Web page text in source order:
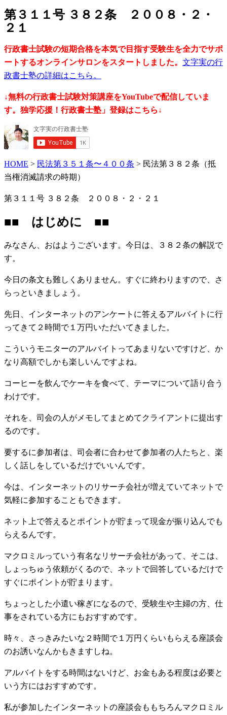
第３１１号 ３８２条 ２００８・２・
２１
行政書士試験の短期合格を本気で目指す受験生を全力でサポ
ートするオンラインサロンをスタートしました。 文字実の行
政書士塾の詳細はこちら。
↓無料の行政書士試験対策講座をYouTubeで配信していま
す。独学応援！行政書士塾」登録はこちら↓
HOME > 民法第３５１条〜４００条 > 民法第３８２条（抵
当権消滅請求の時期）
第３１１号 ３８２条 ２００８・２・２１
■■ はじめに ■■
みなさん、おはようございます。今日は、３８２条の解説で
す。
今日の条文も難しくありません。すぐに終わりますので、さ
らっといきましょう。
先日、インターネットのアンケートに答えるアルバイトに行
ってきて２時間で１万円いただいてきました。
こういうモニターのアルバイトってあまりないですけど、か
なり高額でしかも楽しいんですよね。
コーヒーを飲んでケーキを食べて、テーマについて語り合う
わけです。
それを、司会の人がメモしてまとめてクライアントに提出す
るのです。
要するに参加者は、司会者に合わせて参加者の人たちと、楽
しく話しをしているだけでいいんです。
今は、インターネットのリサーチ会社が増えていてネットで
気軽に参加することもできます。
ネット上で答えるとポイントが貯まって現金が振り込んでも
らえるんです。
マクロミルっていう有名なリサーチ会社があって、そこは、
しょっちゅう依頼がくるので、ネットで回答しているだけで
すぐにポイントが貯まります。
ちょっとした小遣い稼ぎになるので、受験生や主婦の方、仕
事をされている方にもおすすめです。
時々、さっきみたいな２時間で１万円くらいもらえる座談会
のお誘いなんかもきますしね。
アルバイトをする時間はないけど、お金もある程度は必要と
いう方にはおすすめです。
私が参加したインターネットの座談会ももちろんマクロミル